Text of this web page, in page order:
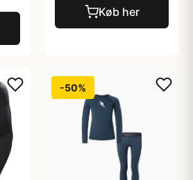
Køb her
-50%